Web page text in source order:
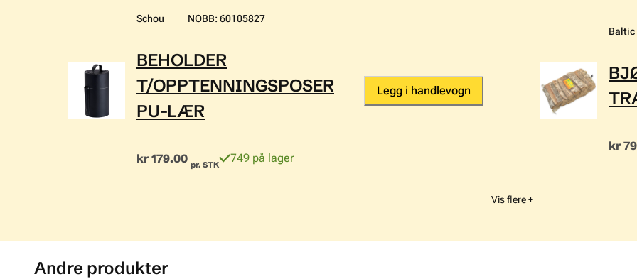
Schou NOBB: 60105827
BEHOLDER
T/OPPTENNINGSPOSER
PU-LÆR
kr 179.00 pr. STK 749 på lager
Legg i handlevogn
Baltic
kr
Vis flere +
Andre produkter